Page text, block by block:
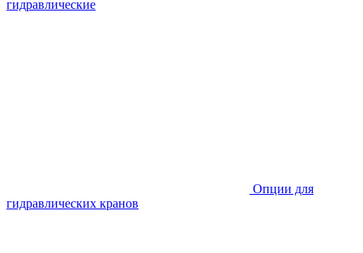
гидравлические
Опции для
гидравлических кранов